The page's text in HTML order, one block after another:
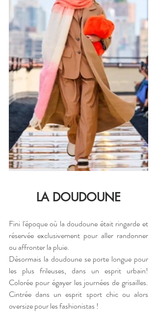
LA DOUDOUNE
Fini l'époque où la doudoune était ringarde et
réservée exclusivement pour aller randonner
ou affronter la pluie.
Désormais la doudoune se porte longue pour
les plus frileuses, dans un esprit urbain!
Colorée pour égayer les journées de grisailles.
Cintrée dans un esprit sport chic ou alors
oversize pour les fashionistas !